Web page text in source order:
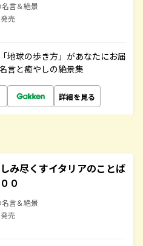
名言＆絶景
売
地球の歩き方」があなたにお届
言と癒やしの絶景集
詳細を見る
み尽くすイタリアのことば
０
名言＆絶景
売